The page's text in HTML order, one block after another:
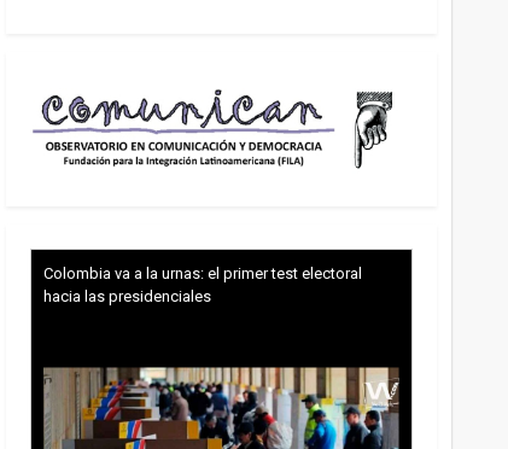
Colombia va a la urnas: el primer test electoral
hacia las presidenciales